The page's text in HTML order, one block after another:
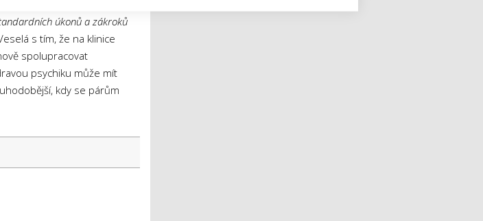
úkonů a zákroků
s tím, že na klinice
spolupracovat
psychiku může mít
kdy se párům